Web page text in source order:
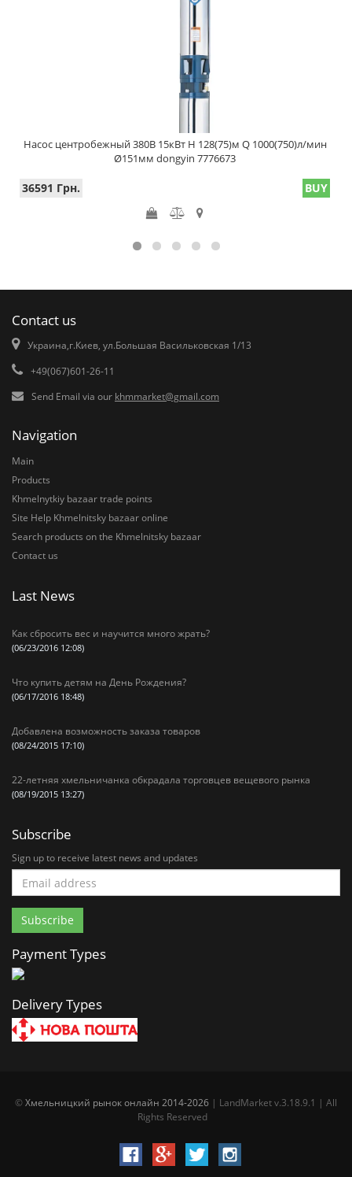
Насос центробежный 380В 15кВт H 128(75)м Q 1000(750)л/мин
Ø151мм dongyin 7776673
36591 Грн. BUY
Contact us
Украина,г.Киев, ул.Большая Васильковская 1/13
+49(067)601-26-11
Send Email via our khmmarket@gmail.com
Navigation
Main
Products
Khmelnytkiy bazaar trade points
Site Help Khmelnitsky bazaar online
Search products on the Khmelnitsky bazaar
Contact us
Last News
Как сбросить вес и научится много жрать?
(06/23/2016 12:08)
Что купить детям на День Рождения?
(06/17/2016 18:48)
Добавлена возможность заказа товаров
(08/24/2015 17:10)
22-летняя хмельничанка обкрадала торговцев вещевого рынка
(08/19/2015 13:27)
Subscribe
Sign up to receive latest news and updates
Payment Types
Delivery Types
©Хмельницкий рынок онлайн 2014-2026 | LandMarket v.3.18.9.1 | All
Rights Reserved